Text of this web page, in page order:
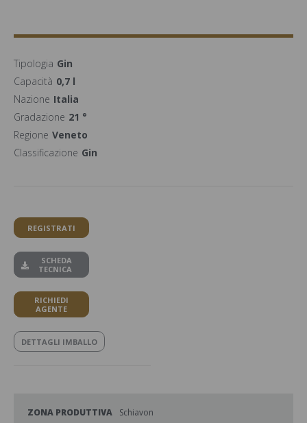
Tipologia Gin
Capacità 0,7 l
Nazione Italia
Gradazione 21 °
Regione Veneto
Classificazione Gin
REGISTRATI
SCHEDA
TECNICA
RICHIEDI
AGENTE
DETTAGLI IMBALLO
ZONA PRODUTTIVA Schiavon